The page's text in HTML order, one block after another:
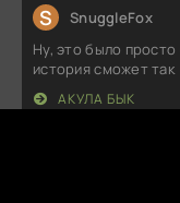
S SnuggleFox
Ну, это было
история сможет так
АКУЛА БЫК